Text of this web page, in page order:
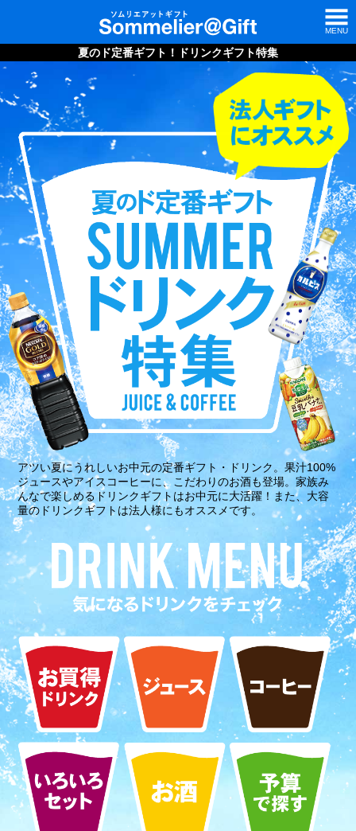
MENU
夏のド定番ギフト！ドリンクギフト特集
アツい夏にうれしいお中元の定番ギフト・ドリンク。果汁100%
ジュースやアイスコーヒーに、こだわりのお酒も登場。家族み
んなで楽しめるドリンクギフトはお中元に大活躍！また、大容
量のドリンクギフトは法人様にもオススメです。